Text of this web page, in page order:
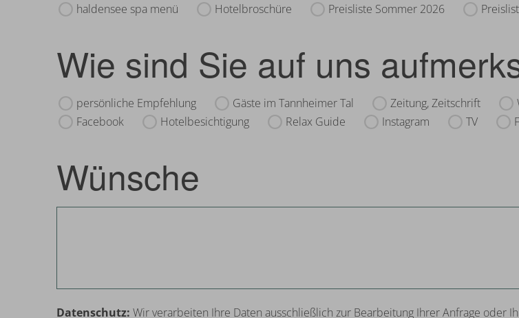
haldensee spa menü Hotelbroschüre Preisliste Sommer 2026
Wie sind Sie auf uns
persönliche Empfehlung Gäste im Tannheimer Tal Zeitung, Zeitschrift
Facebook
Hotelbesichtigung Relax Guide Instagram TV
Wünsche
Datenschutz: Wir verarbeiten Ihre Daten ausschließlich zur Bearbeitung Ihrer Anfrage oder